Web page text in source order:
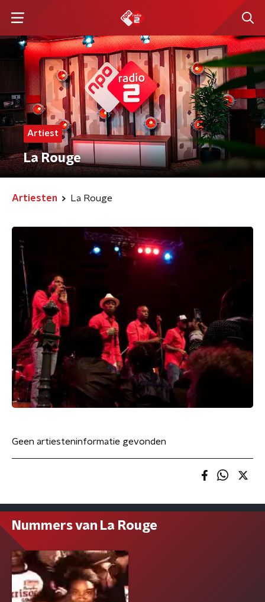
Artiest
La Rouge
Artiesten La Rouge
Geen artiesteninformatie gevonden
Nummers van La Rouge